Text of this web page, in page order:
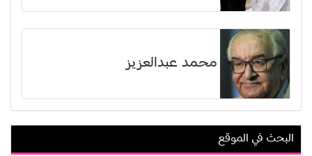
محمد عبدالعزيز
عمر الحداد
البحث في الموقع